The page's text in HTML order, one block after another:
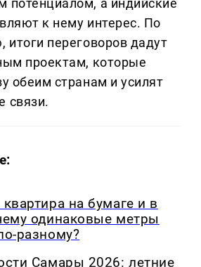
потенциалом, а индийские
к нему интерес. По
итоги переговоров дадут
проектам, которые
обеим странам и усилят
связи.
на бумаге и в
одинаковые метры
разному?
Самары 2026: летние